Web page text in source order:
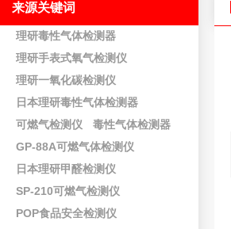
来源关键词
理研毒性气体检测器
理研手表式氧气检测仪
理研一氧化碳检测仪
日本理研毒性气体检测器
可燃气检测仪
毒性气体检测器
GP-88A可燃气体检测仪
日本理研甲醛检测仪
SP-210可燃气检测仪
POP食品安全检测仪